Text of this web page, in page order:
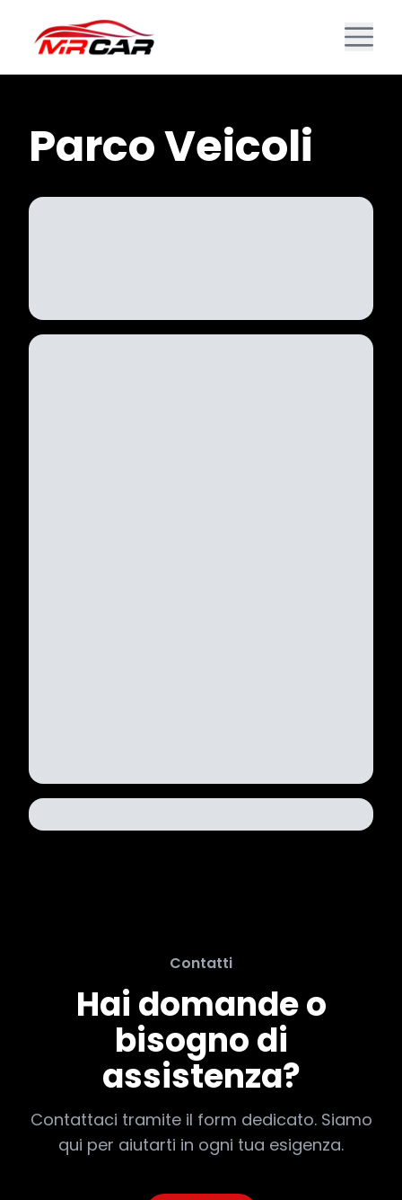
Parco Veicoli
Contatti
Hai domande o
bisogno di
assistenza?
Contattaci tramite il form dedicato. Siamo
qui per aiutarti in ogni tua esigenza.